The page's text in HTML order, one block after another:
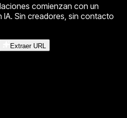
comienzan con un
Sin creadores, sin contacto
Extraer URL